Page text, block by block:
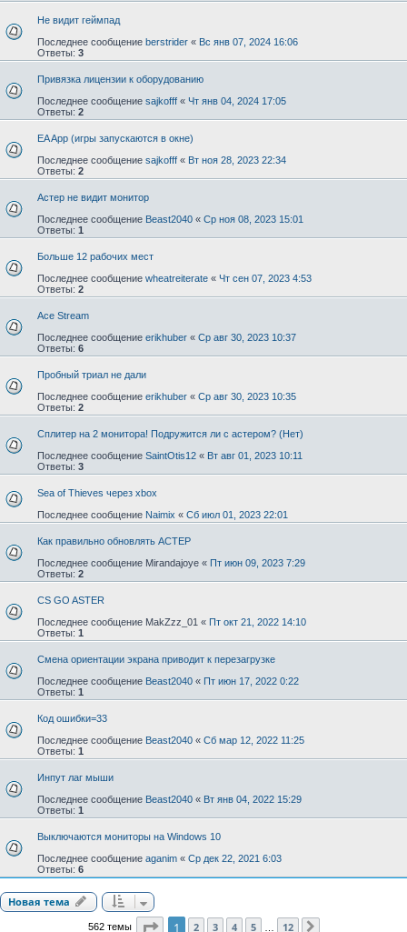
Не видит геймпад
Последнее сообщение berstrider « Вс янв 07, 2024 16:06
Ответы: 3
Привязка лицензии к оборудованию
Последнее сообщение sajkofff « Чт янв 04, 2024 17:05
Ответы: 2
EA App (игры запускаются в окне)
Последнее сообщение sajkofff « Вт ноя 28, 2023 22:34
Ответы: 2
Астер не видит монитор
Последнее сообщение Beast2040 « Ср ноя 08, 2023 15:01
Ответы: 1
Больше 12 рабочих мест
Последнее сообщение wheatreiterate « Чт сен 07, 2023 4:53
Ответы: 2
Ace Stream
Последнее сообщение erikhuber « Ср авг 30, 2023 10:37
Ответы: 6
Пробный триал не дали
Последнее сообщение erikhuber « Ср авг 30, 2023 10:35
Ответы: 2
Сплитер на 2 монитора! Подружится ли с астером? (Нет)
Последнее сообщение SaintOtis12 « Вт авг 01, 2023 10:11
Ответы: 3
Sea of Thieves через xbox
Последнее сообщение Naimix « Сб июл 01, 2023 22:01
Как правильно обновлять АСТЕР
Последнее сообщение Mirandajoye « Пт июн 09, 2023 7:29
Ответы: 2
CS GO ASTER
Последнее сообщение MakZzz_01 « Пт окт 21, 2022 14:10
Ответы: 1
Смена ориентации экрана приводит к перезагрузке
Последнее сообщение Beast2040 « Пт июн 17, 2022 0:22
Ответы: 1
Код ошибки=33
Последнее сообщение Beast2040 « Сб мар 12, 2022 11:25
Ответы: 1
Инпут лаг мыши
Последнее сообщение Beast2040 « Вт янв 04, 2022 15:29
Ответы: 1
Выключаются мониторы на Windows 10
Последнее сообщение aganim « Ср дек 22, 2021 6:03
Ответы: 6
Новая тема
562 темы Страница1 из
1 2 3 4 5 12